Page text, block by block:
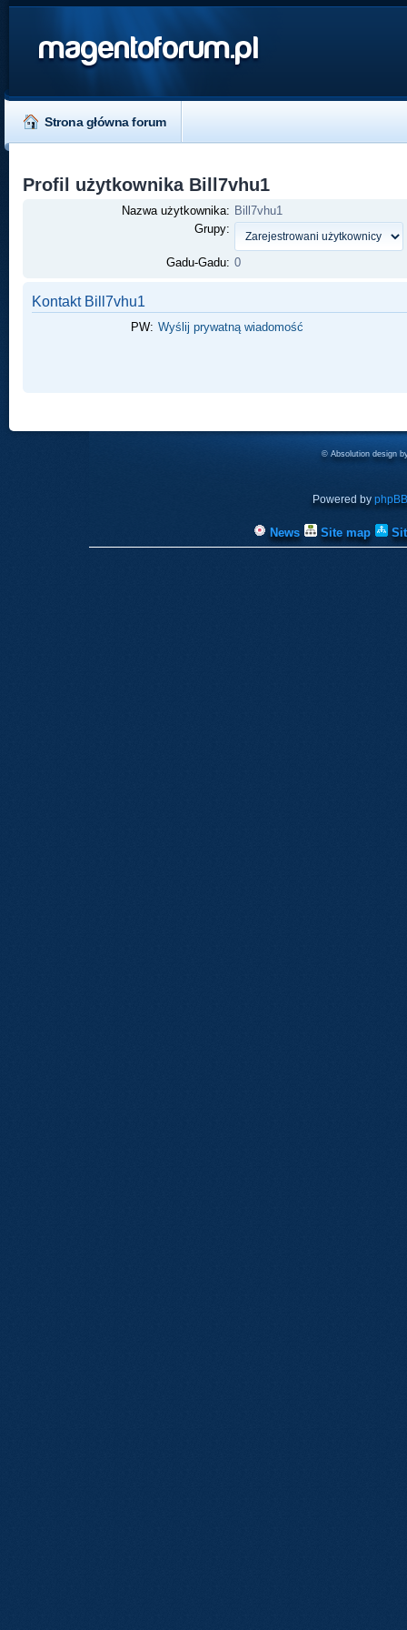
magentoforum.pl
Strona główna forum
Profil użytkownika Bill7vhu1
Nazwa użytkownika: Bill7vhu1
Grupy:
Gadu-Gadu: 0
Kontakt Bill7vhu1
PW: Wyślij prywatną wiadomość
© Absolution design
Powered by phpBB
News Site map